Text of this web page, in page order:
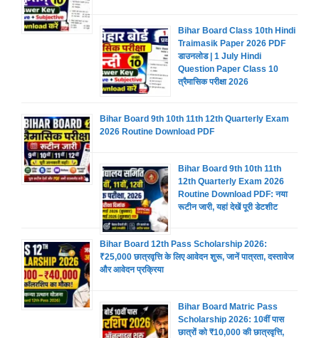
Bihar Board Class 10th Hindi
Traimasik Paper 2026 PDF
डाउनलोड | 1 July Hindi
Question Paper Class 10
त्रैमासिक परीक्षा 2026
Bihar Board 9th 10th 11th 12th Quarterly Exam
2026 Routine Download PDF
Bihar Board 9th 10th 11th
12th Quarterly Exam 2026
Routine Download PDF: नया
रूटीन जारी, यहां देखें पूरी डेटशीट
Bihar Board 12th Pass Scholarship 2026:
₹25,000 छात्रवृत्ति के लिए आवेदन शुरू, जानें पात्रता, दस्तावेज
और आवेदन प्रक्रिया
Bihar Board Matric Pass
Scholarship 2026: 10वीं पास
छात्रों को ₹10,000 की छात्रवृत्ति,